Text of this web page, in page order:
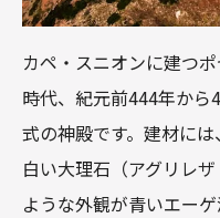
カペ・スニオンに建つ
時代、紀元前444年か
式の神殿です。建材に
白い大理石（アグリレ
ような外観が青いエー